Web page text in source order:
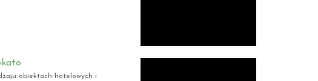
obiektach hotelowych i